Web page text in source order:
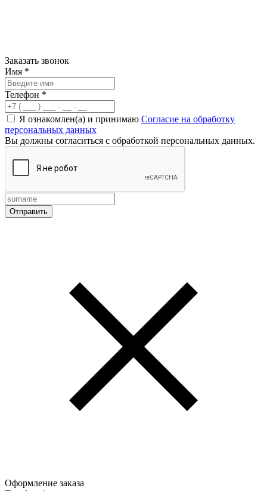
Заказать звонок
Имя *
Телефон *
Я ознакомлен(а) и принимаю Согласие на обработку
персональных данных
Вы должны согласиться с обработкой персональных данных.
Оформление заказа